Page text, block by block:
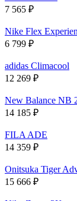
7 565 ₽
Nike Flex
6 799 ₽
adidas Climacool
12 269 ₽
New Balance NB
14 185 ₽
FILA ADE
14 359 ₽
Onitsuka Tiger
15 666 ₽